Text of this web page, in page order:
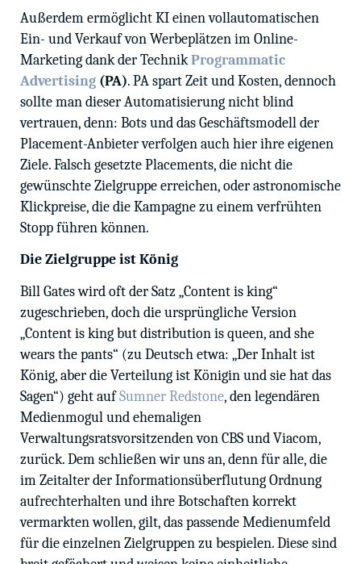
Außerdem ermöglicht KI einen vollautomatischen
Ein- und Verkauf von Werbeplätzen im Online-
Marketing dank der TechnikProgrammatic
Advertising (PA). PA spart Zeit und Kosten, dennoch
sollte man dieser Automatisierung nicht blind
vertrauen, denn: Bots und das Geschäftsmodell der
Placement-Anbieter verfolgen auch hier ihre eigenen
Ziele. Falsch gesetzte Placements, die nicht die
gewünschte Zielgruppe erreichen, oder astronomische
Klickpreise, die die Kampagne zu einem verfrühten
Stopp führen können.
Die Zielgruppe ist König
Bill Gates wird oft der Satz „Content is king“
zugeschrieben, doch die ursprüngliche Version
„Content is king but distribution is queen, and she
wears the pants“ (zu Deutsch etwa: „Der Inhalt ist
König, aber die Verteilung ist Königin und sie hat das
Sagen“) geht aufSumner Redstone, den legendären
Medienmogul und ehemaligen
Verwaltungsratsvorsitzenden von CBS und Viacom,
zurück. Dem schließen wir uns an, denn für alle, die
im Zeitalter der Informationsüberflutung Ordnung
aufrechterhalten und ihre Botschaften korrekt
vermarkten wollen, gilt, das passende Medienumfeld
für die einzelnen Zielgruppen zu bespielen. Diese sind